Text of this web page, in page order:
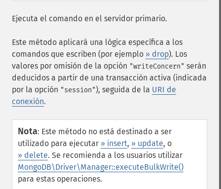
Ejecuta el comando en el servidor primario.
Este método aplicará una lógica específica a los
comandos que escriben (por ejemplo » drop). Los
valores por omisión de la opción "writeConcern" serán
deducidos a partir de una transacción activa (indicada
por la opción "session"), seguida de la URI de
conexión.
Nota: Este método no está destinado a ser
utilizado para ejecutar » insert, » update, o
» delete. Se recomienda a los usuarios utilizar
MongoDB\Driver\Manager::executeBulkWrite()
para estas operaciones.